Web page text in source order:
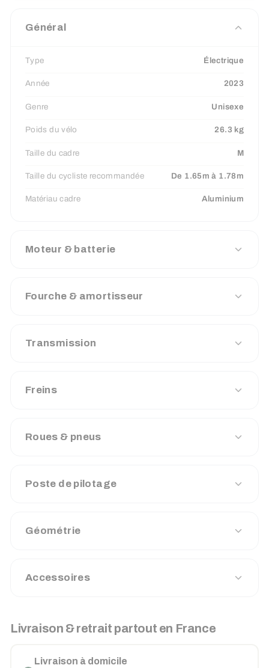
Général
Type Électrique
Année 2023
Genre Unisexe
Poids du vélo 26.3 kg
Taille du cadre M
Taille du cycliste recommandée De 1.65m à 1.78m
Matériau cadre Aluminium
Moteur & batterie
Fourche & amortisseur
Transmission
Freins
Roues & pneus
Poste de pilotage
Géométrie
Accessoires
Livraison & retrait partout en France
Livraison à domicile